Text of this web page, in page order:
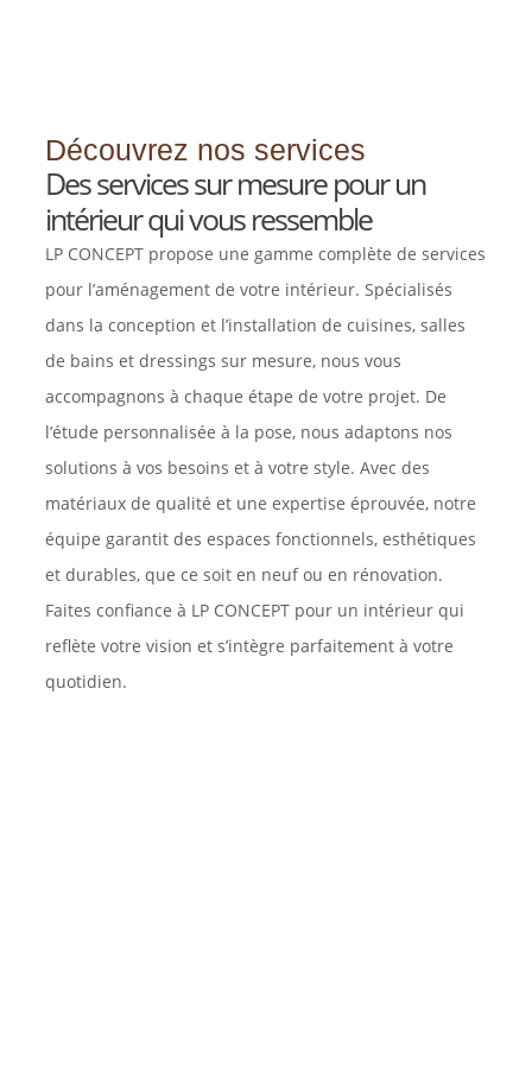
Découvrez nos services
Des services sur mesure pour un
intérieur qui vous ressemble
LP CONCEPT propose une gamme complète de services
pour l’aménagement de votre intérieur. Spécialisés
dans la conception et l’installation de cuisines, salles
de bains et dressings sur mesure, nous vous
accompagnons à chaque étape de votre projet. De
l’étude personnalisée à la pose, nous adaptons nos
solutions à vos besoins et à votre style. Avec des
matériaux de qualité et une expertise éprouvée, notre
équipe garantit des espaces fonctionnels, esthétiques
et durables, que ce soit en neuf ou en rénovation.
Faites confiance à LP CONCEPT pour un intérieur qui
reflète votre vision et s’intègre parfaitement à votre
quotidien.